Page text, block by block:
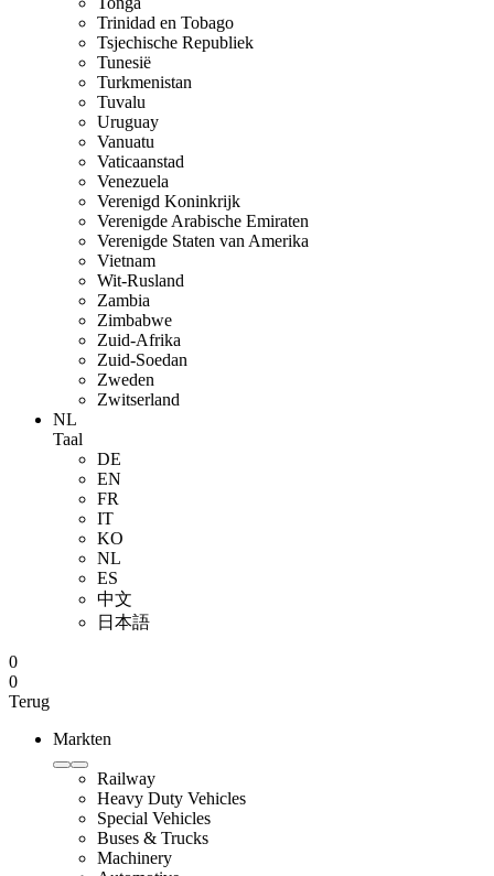
Trinidad en Tobago
Tsjechische Republiek
Tunesië
Turkmenistan
Tuvalu
Uruguay
Vanuatu
Vaticaanstad
Venezuela
Verenigd Koninkrijk
Verenigde Arabische Emiraten
Verenigde Staten van Amerika
Vietnam
Wit-Rusland
Zambia
Zimbabwe
Zuid-Afrika
Zuid-Soedan
Zweden
Zwitserland
NL
Taal
DE
EN
FR
IT
KO
NL
ES
中文
日本語
0
0
Terug
Markten
Railway
Heavy Duty Vehicles
Special Vehicles
Buses & Trucks
Machinery